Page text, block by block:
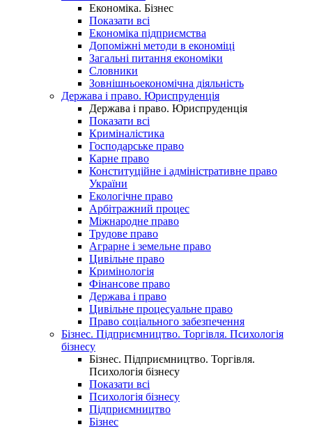
Економіка. Бізнес
Показати всі
Економіка підприємства
Допоміжні методи в економіці
Загальні питання економіки
Словники
Зовнішньоекономічна діяльність
Держава і право. Юриспруденція
Держава і право. Юриспруденція
Показати всі
Криміналістика
Господарське право
Карне право
Конституційне і адміністративне право
України
Екологічне право
Арбітражний процес
Міжнародне право
Трудове право
Аграрне і земельне право
Цивільне право
Кримінологія
Фінансове право
Держава і право
Цивільне процесуальне право
Право соціального забезпечення
Бізнес. Підприємництво. Торгівля. Психологія
бізнесу
Бізнес. Підприємництво. Торгівля.
Психологія бізнесу
Показати всі
Психологія бізнесу
Підприємництво
Бізнес